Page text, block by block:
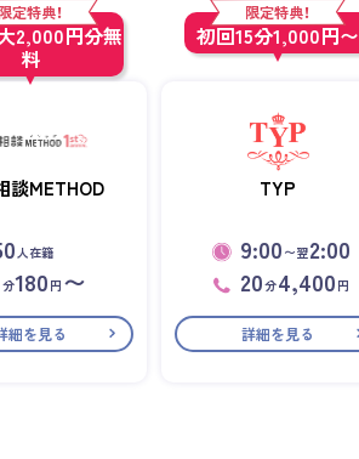
定特典！
2,000円分無
料
談METHOD
人在籍
分180 円 〜
細を見る
限定特典！
初回15分1,000円〜
TYP
9:00 〜翌2:00
20分4,400 円
詳細を見る